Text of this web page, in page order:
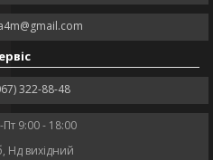
322-88-48
9:00 - 18:00
Нд вихідний